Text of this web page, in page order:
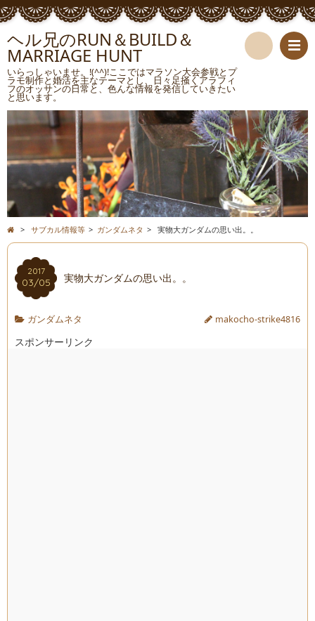
ヘル兄のRUN＆BUILD＆
MARRIAGE HUNT
いらっしゃいませ。!(^^)!ここではマラソン大会参戦とプ
ラモ制作と婚活を主なテーマとし、日々足掻くアラフィ
フのオッサンの日常と、色んな情報を発信していきたい
と思います。
> サブカル情報等 > ガンダムネタ > 実物大ガンダムの思い出。。
2017
03/05 実物大ガンダムの思い出。。
ガンダムネタ makocho-strike4816
スポンサーリンク